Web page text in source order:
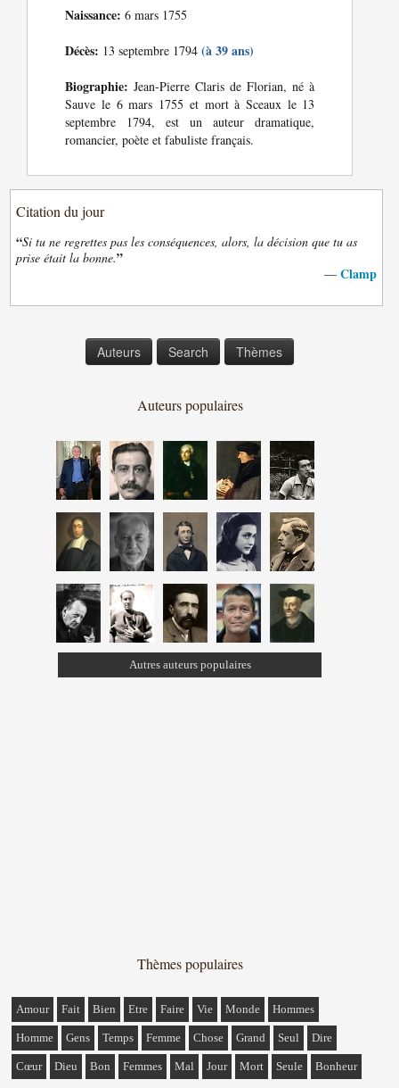
Naissance: 6 mars 1755
Décès: 13 septembre 1794(à 39 ans)
Biographie: Jean-Pierre Claris de Florian, né à
Sauve le 6 mars 1755 et mort à Sceaux le 13
septembre 1794, est un auteur dramatique,
romancier, poète et fabuliste français.
Citation du jour
“Si tu ne regrettes pas les conséquences, alors, la décision que tu as
prise était la bonne.”
— Clamp
Auteurs Search Thèmes
Auteurs populaires
Autres auteurs populaires
Thèmes populaires
Amour Fait Bien Etre Faire Vie Monde Hommes
Homme Gens Temps Femme Chose Grand Seul Dire
Cœur Dieu Bon Femmes Mal Jour Mort Seule Bonheur